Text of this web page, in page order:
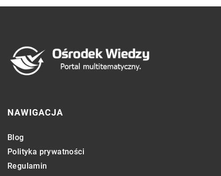
NAWIGACJA
Blog
Polityka prywatności
Regulamin